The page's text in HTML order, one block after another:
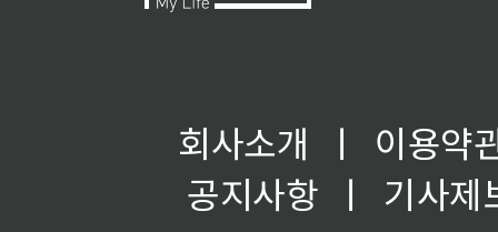
회사소개 ㅣ
이용약
공지사항
ㅣ
기사제